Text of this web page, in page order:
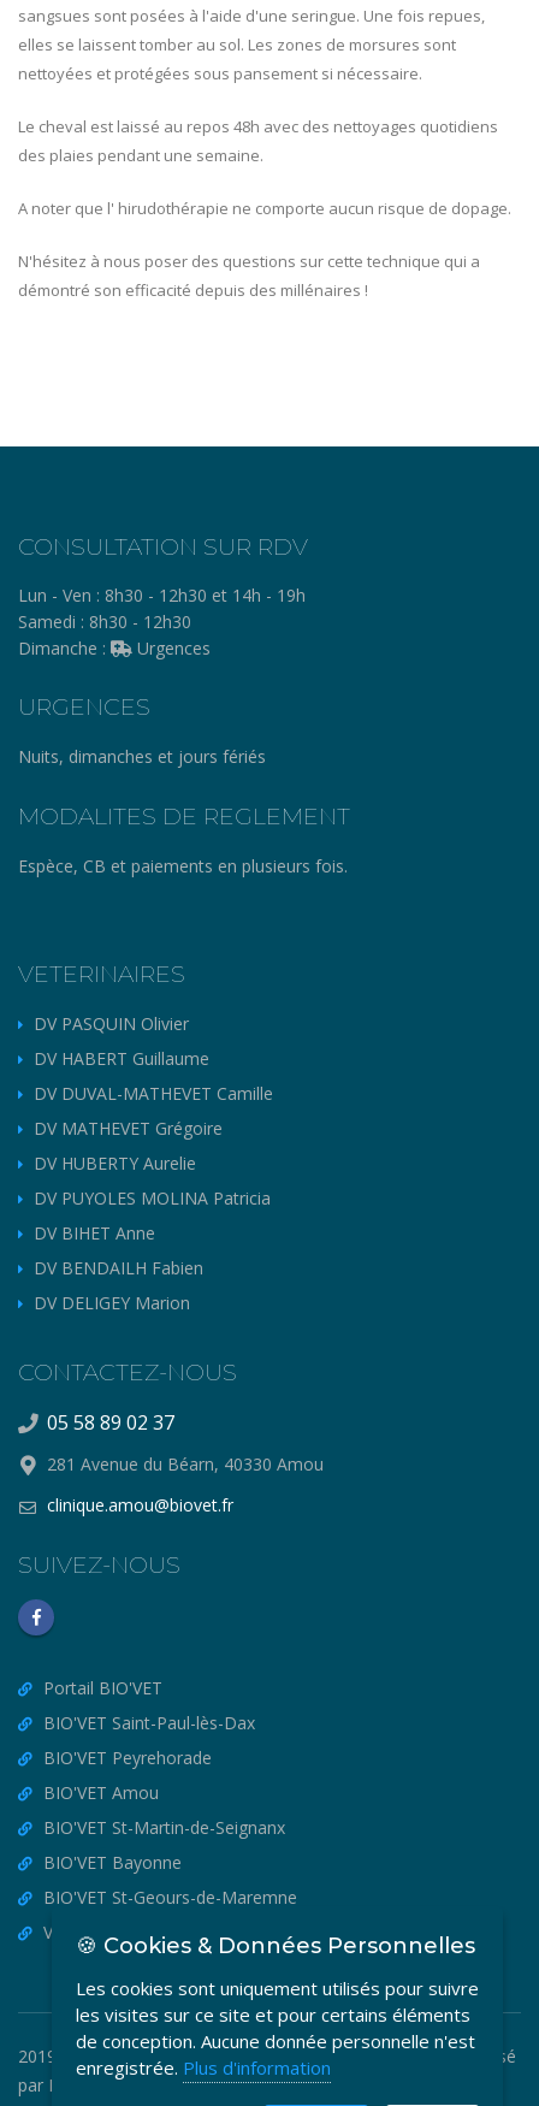
sangsues sont posées à l'aide d'une seringue. Une fois repues,
elles se laissent tomber au sol. Les zones de morsures sont
nettoyées et protégées sous pansement si nécessaire.
Le cheval est laissé au repos 48h avec des nettoyages quotidiens
des plaies pendant une semaine.
A noter que l' hirudothérapie ne comporte aucun risque de dopage.
N'hésitez à nous poser des questions sur cette technique qui a
démontré son efficacité depuis des millénaires !
CONSULTATION SUR RDV
Lun - Ven : 8h30 - 12h30 et 14h - 19h
Samedi : 8h30 - 12h30
Dimanche :
Urgences
URGENCES
Nuits, dimanches et jours fériés
MODALITES DE REGLEMENT
Espèce, CB et paiements en plusieurs fois.
VETERINAIRES
DV PASQUIN Olivier
DV HABERT Guillaume
DV DUVAL-MATHEVET Camille
DV MATHEVET Grégoire
DV HUBERTY Aurelie
DV PUYOLES MOLINA Patricia
DV BIHET Anne
DV BENDAILH Fabien
DV DELIGEY Marion
CONTACTEZ-NOUS
05 58 89 02 37
281 Avenue du Béarn, 40330 Amou
clinique.amou@biovet.fr
SUIVEZ-NOUS
Portail BIO'VET
BIO'VET Saint-Paul-lès-Dax
BIO'VET Peyrehorade
BIO'VET Amou
BIO'VET St-Martin-de-Seignanx
BIO'VET Bayonne
BIO'VET St-Geours-de-Maremne
VET'OSTEO
2019-2026 © BIO'VET - Copyright Tous Droits Réservés. Réalisé
par MEDIA VETO
🍪 Cookies & Données Personnelles
Les cookies sont uniquement utilisés pour suivre
les visites sur ce site et pour certains éléments
de conception. Aucune donnée personnelle n'est
enregistrée. Plus d'information